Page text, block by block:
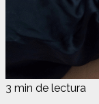
3 min de lectura